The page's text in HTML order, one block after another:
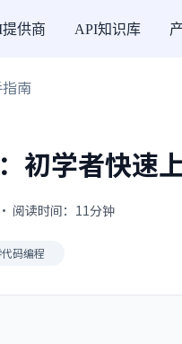
提供商 API知识库
南
初学者快速
阅读时间：11分钟
码编程